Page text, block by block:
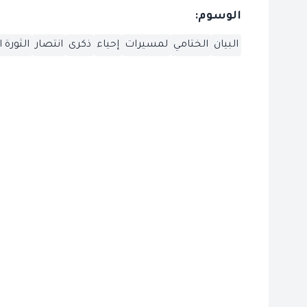
الوسوم:
البيان الختامي لمسيرات إحياء ذكرى انتصار